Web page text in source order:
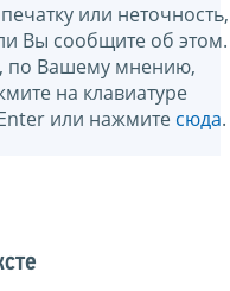
или неточность,
Вы сообщите об этом.
по Вашему мнению,
на клавиатуре
или нажмите сюда.